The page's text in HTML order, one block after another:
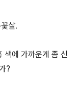
살.
색에 가까운게 좀 신
?